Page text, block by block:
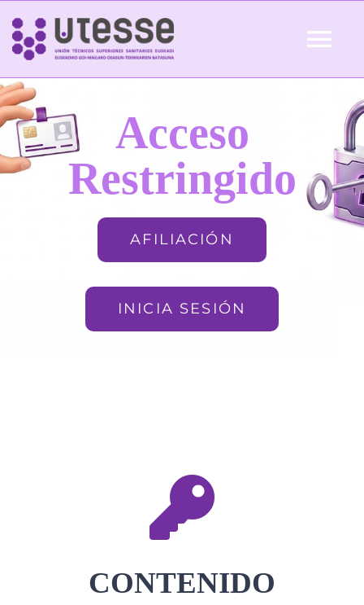
Skip
content
Inicio
QUIÉNES SOMOS Acceso
Restringido
AFILIACIÓN
INICIA SESIÓN
CONTENIDO